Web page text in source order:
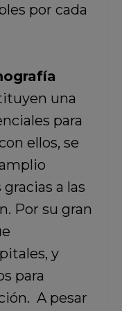
por cada
una
para
ellos, se
a las
Por su gran
y
para
A pesar